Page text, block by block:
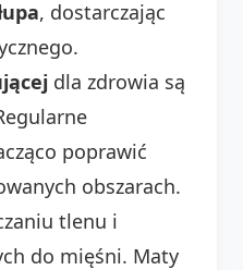
, dostarczając
dla zdrowia są
poprawić
obszarach.
tlenu i
do mięśni. Maty